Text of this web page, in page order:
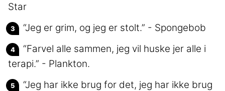
Star
“Jeg er grim, og jeg er stolt.” - Spongebob
“Farvel alle sammen, jeg vil huske jer alle i
terapi.” - Plankton.
“Jeg har ikke brug for det, jeg har ikke brug